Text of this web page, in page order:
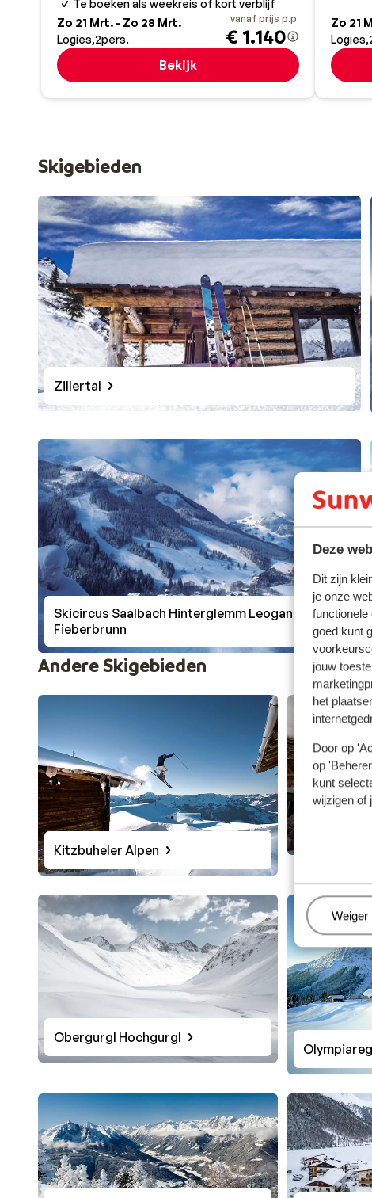
Deze
Dit zijn
je onze
functionele
goed kunt
jouw
het
Door op
op
kunt
wijzigen of
Beheren
Weiger
Te boeken als weekreis of kort verblijf
Zo 21 Mrt. - Zo 28 Mrt.
Logies 2pers.
vanaf prijs p.p.
€ 1.140
Bekijk
Zo 21
Logies
Skigebieden
Zillertal
Skicircus Saalbach Hinterglemm Leogang
Fieberbrunn
Andere Skigebieden
Kitzbuheler Alpen
Obergurgl Hochgurgl